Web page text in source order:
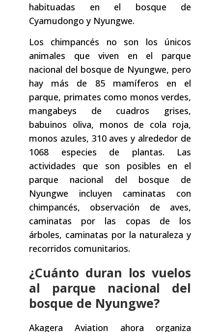
habituadas en el bosque de
Cyamudongo y Nyungwe.
Los chimpancés no son los únicos
animales que viven en el parque
nacional del bosque de Nyungwe, pero
hay más de 85 mamíferos en el
parque, primates como monos verdes,
mangabeys de cuadros grises,
babuinos oliva, monos de cola roja,
monos azules, 310 aves y alrededor de
1068 especies de plantas. Las
actividades que son posibles en el
parque nacional del bosque de
Nyungwe incluyen caminatas con
chimpancés, observación de aves,
caminatas por las copas de los
árboles, caminatas por la naturaleza y
recorridos comunitarios.
¿Cuánto duran los vuelos
al parque nacional del
bosque de Nyungwe?
Akagera Aviation ahora organiza